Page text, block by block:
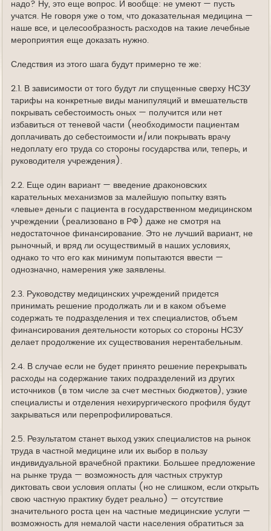
надо? Ну, это еще вопрос. И вообще: не умеют — пусть
учатся. Не говоря уже о том, что доказательная медицина —
наше все, и целесообразность расходов на такие лечебные
мероприятия еще доказать нужно.
Следствия из этого шага будут примерно те же:
2.1. В зависимости от того будут ли спущенные сверху НСЗУ
тарифы на конкретные виды манипуляций и вмешательств
покрывать себестоимость оных — получится или нет
избавиться от теневой части (необходимости пациентам
доплачивать до себестоимости и/или покрывать врачу
недоплату его труда со стороны государства или, теперь, и
руководителя учреждения).
2.2. Еще один вариант — введение драконовских
карательных механизмов за малейшую попытку взять
«левые» деньги с пациента в государственном медицинском
учреждении (реализовано в РФ) даже не смотря на
недостаточное финансирование. Это не лучший вариант, не
рыночный, и вряд ли осуществимый в наших условиях,
однако то что его как минимум попытаются ввести —
однозначно, намерения уже заявлены.
2.3. Руководству медицинских учреждений придется
принимать решение продолжать ли и в каком объеме
содержать те подразделения и тех специалистов, объем
финансирования деятельности которых со стороны НСЗУ
делает продолжение их существования нерентабельным.
2.4. В случае если не будет принято решение перекрывать
расходы на содержание таких подразделений из других
источников (в том числе за счет местных бюджетов), узкие
специалисты и отделения нехирургического профиля будут
закрываться или перепрофилироваться.
2.5. Результатом станет выход узких специалистов на рынок
труда в частной медицине или их выбор в пользу
индивидуальной врачебной практики. Большее предложение
на рынке труда — возможность для частных структур
диктовать свои условия оплаты (но не слишком, если открыть
свою частную практику будет реально) — отсутствие
значительного роста цен на частные медицинские услуги —
возможность для немалой части населения обратиться за